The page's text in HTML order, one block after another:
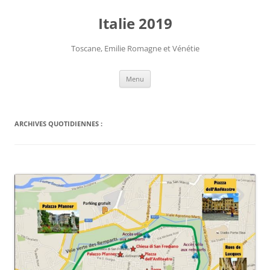
Italie 2019
Toscane, Emilie Romagne et Vénétie
Menu
ARCHIVES QUOTIDIENNES :